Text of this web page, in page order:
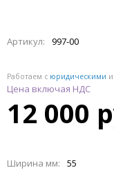
Артикул: 997-00
Работаем с юридическими
Цена включая НДС
12 000
Ширина мм:
55